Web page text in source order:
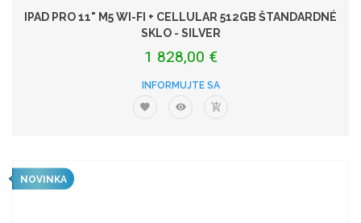
IPAD PRO 11" M5 WI-FI + CELLULAR 512GB ŠTANDARDNÉ
SKLO - SILVER
1 828,00 €
INFORMUJTE SA
NOVINKA